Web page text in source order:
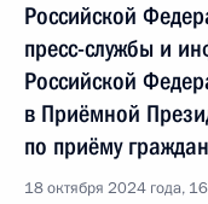
Российской
пресс-службы и
Российской
в Приёмной
по приёму
18 октября 2024 года,